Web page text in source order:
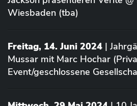
Wiesbaden (tba)
Freitag, 14. Juni 2024 |
Mussar mit Marc Hochar
Event/geschlossene